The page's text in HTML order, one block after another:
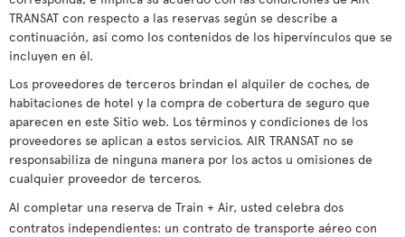
TRANSAT con respecto a las reservas según se describe a
continuación, así como los contenidos de los hipervínculos que se
incluyen en él.
Los proveedores de terceros brindan el alquiler de coches, de
habitaciones de hotel y la compra de cobertura de seguro que
aparecen en este Sitio web. Los términos y condiciones de los
proveedores se aplican a estos servicios. AIR TRANSAT no se
responsabiliza de ninguna manera por los actos u omisiones de
cualquier proveedor de terceros.
Al completar una reserva de Train + Air, usted celebra dos
contratos independientes: un contrato de transporte aéreo con